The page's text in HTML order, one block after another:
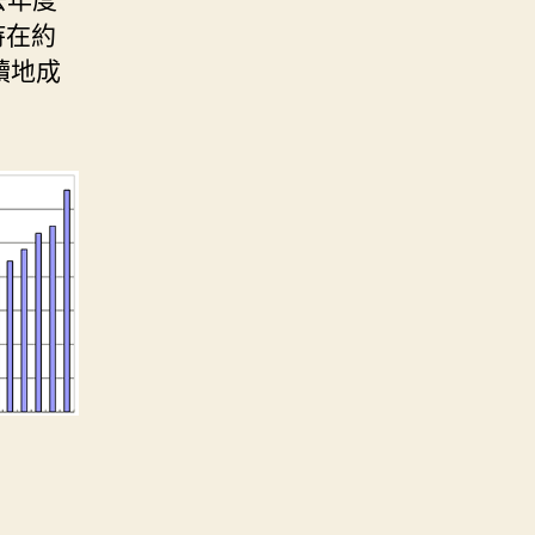
約
地成